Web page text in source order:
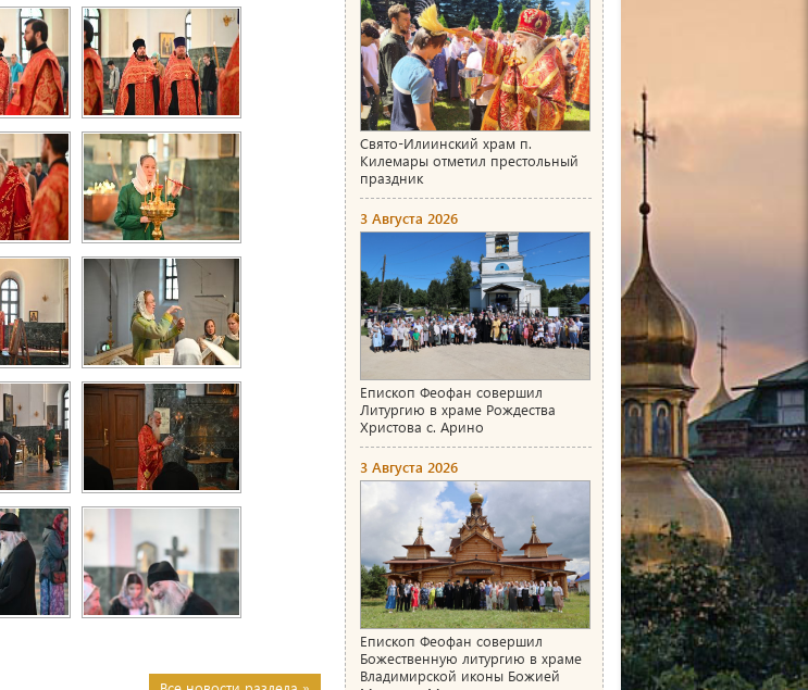
Свято-Илиинский храм п.
Килемары отметил престольный
праздник
3 Августа 2026
Епископ Феофан совершил
Литургию в храме Рождества
Христова с. Арино
3 Августа 2026
Епископ Феофан совершил
Божественную литургию в храме
Владимирской иконы Божией